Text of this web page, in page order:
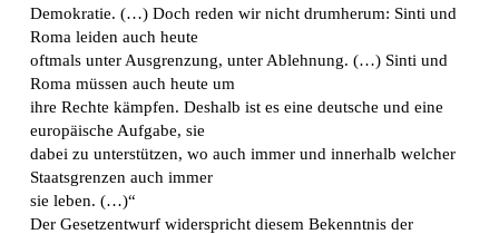
Demokratie. (…) Doch reden wir nicht drumherum: Sinti und
Roma leiden auch heute
oftmals unter Ausgrenzung, unter Ablehnung. (…) Sinti und
Roma müssen auch heute um
ihre Rechte kämpfen. Deshalb ist es eine deutsche und eine
europäische Aufgabe, sie
dabei zu unterstützen, wo auch immer und innerhalb welcher
Staatsgrenzen auch immer
sie leben. (…)“
Der Gesetzentwurf widerspricht diesem Bekenntnis der